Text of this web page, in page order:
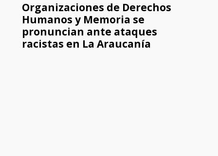
Organizaciones de Derechos
Humanos y Memoria se
pronuncian ante ataques
racistas en La Araucanía